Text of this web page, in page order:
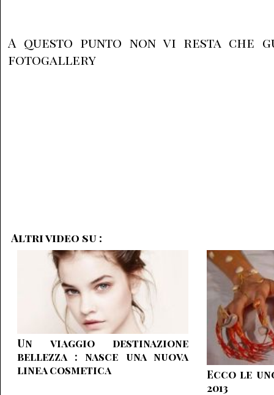
A questo punto non vi resta che
fotogallery
Altri video su :
Un viaggio destinazione
bellezza : nasce una nuova
linea cosmetica
Ecco le
2013